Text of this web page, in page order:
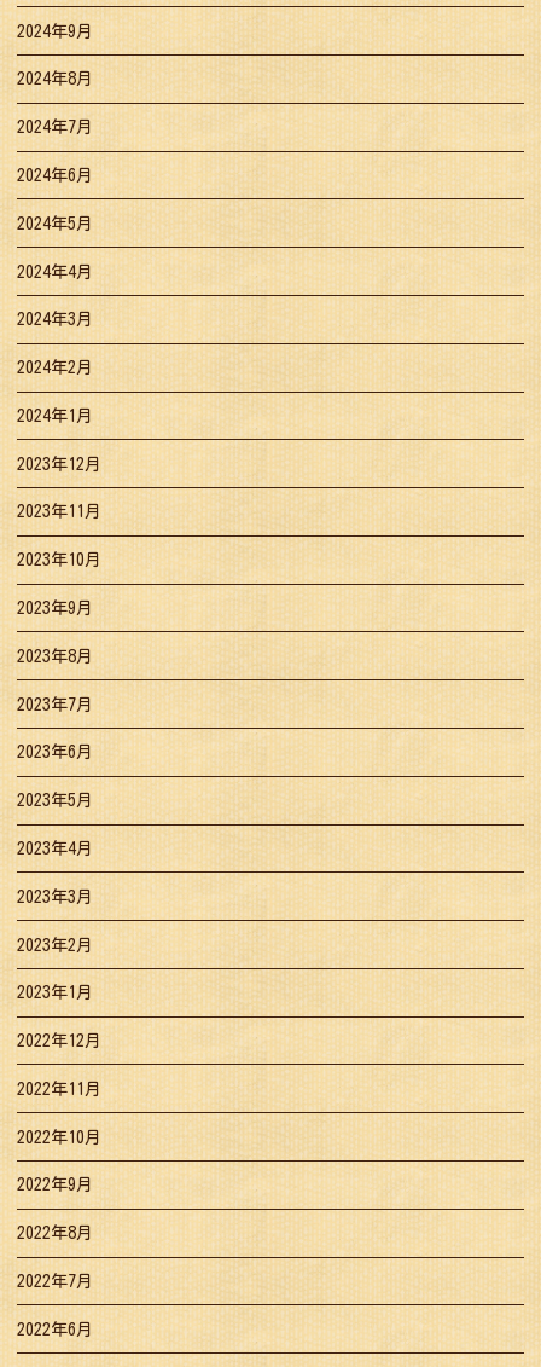
2024年9月
2024年8月
2024年7月
2024年6月
2024年5月
2024年4月
2024年3月
2024年2月
2024年1月
2023年12月
2023年11月
2023年10月
2023年9月
2023年8月
2023年7月
2023年6月
2023年5月
2023年4月
2023年3月
2023年2月
2023年1月
2022年12月
2022年11月
2022年10月
2022年9月
2022年8月
2022年7月
2022年6月